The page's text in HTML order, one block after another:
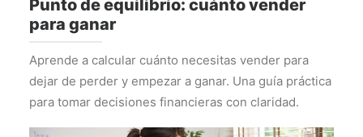
Punto de equilibrio: cuánto vender
para ganar
Aprende a calcular cuánto necesitas vender para
dejar de perder y empezar a ganar. Una guía práctica
para tomar decisiones financieras con claridad.